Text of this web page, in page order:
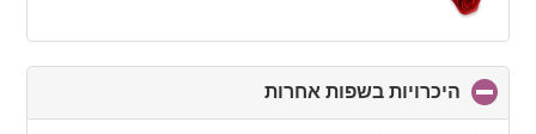
היכרויות בשפות אחרות
to